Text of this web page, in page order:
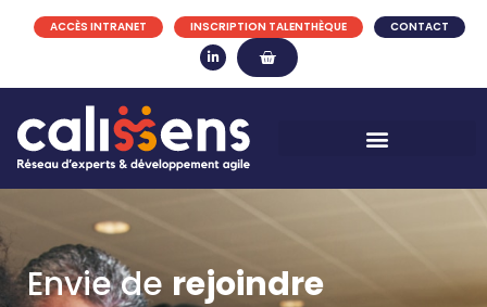
ACCÈS INTRANET INSCRIPTION TALENTHÈQUE CONTACT
Envie derejoindre